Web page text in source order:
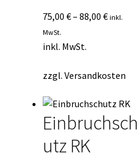
75,00 €– 88,00 € inkl.
MwSt.
inkl. MwSt.
zzgl. Versandkosten
Einbruchsch
utz RK